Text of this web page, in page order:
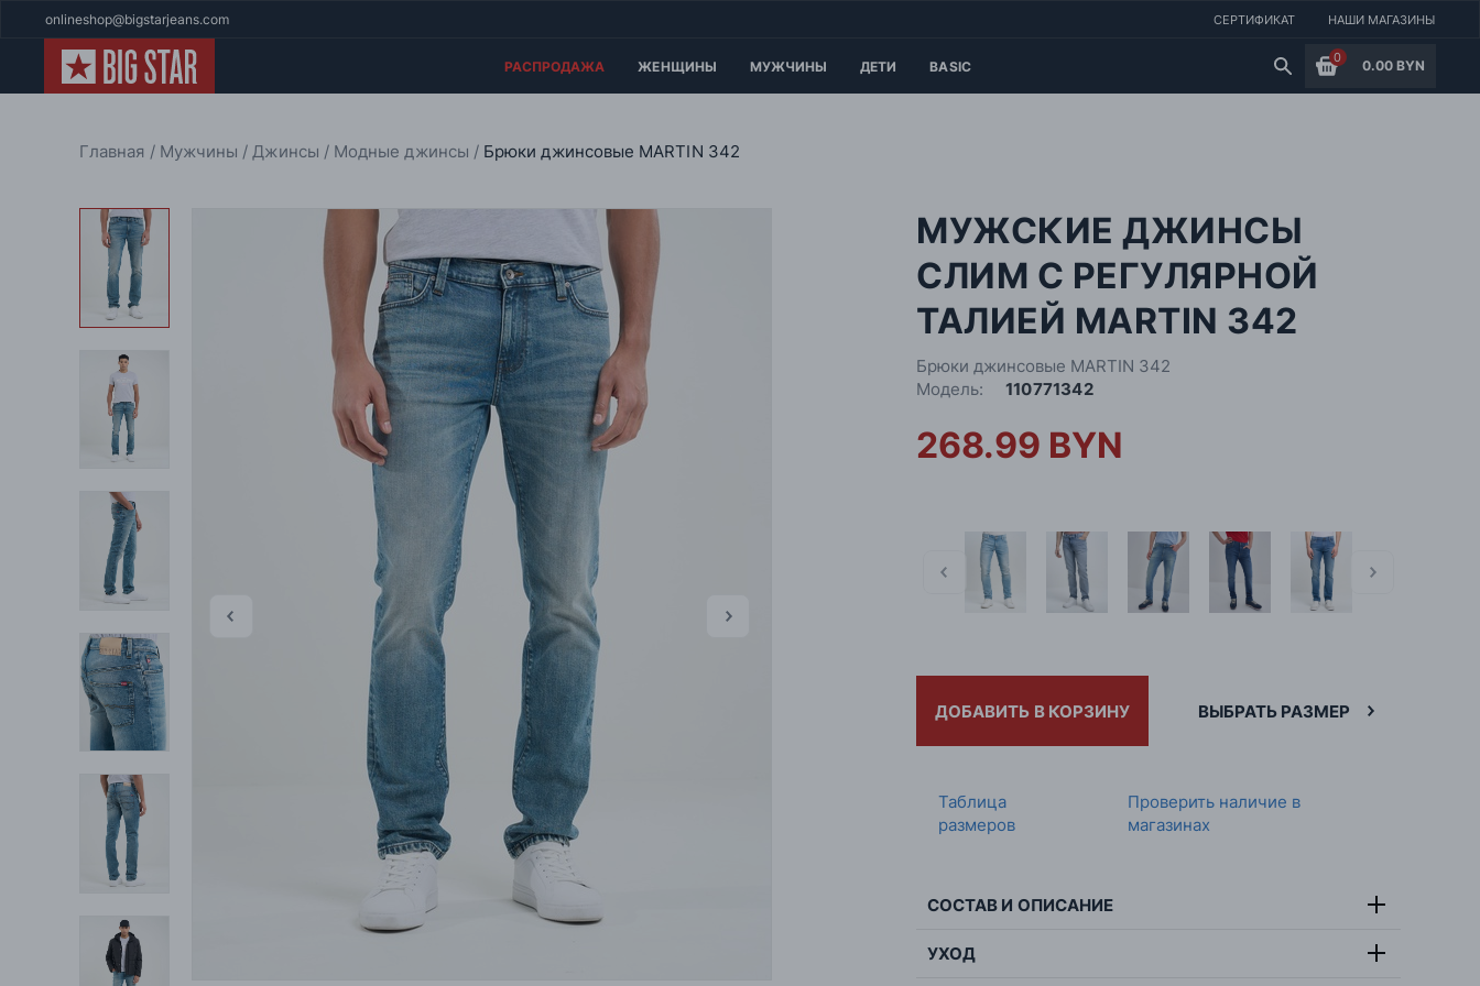
onlineshop@bigstarjeans.com СЕРТИФИКАТ НАШИ МАГАЗИНЫ
РАСПРОДАЖА ЖЕНЩИНЫ МУЖЧИНЫ ДЕТИ BASIC
0
0.00 BYN
Главная Мужчины Джинсы Модные джинсы Брюки джинсовые MARTIN 342
МУЖСКИЕ ДЖИНСЫ
СЛИМ С РЕГУЛЯРНОЙ
ТАЛИЕЙ MARTIN 342
Брюки джинсовые MARTIN 342
Модель:
110771342
268.99 BYN
ДОБАВИТЬ В КОРЗИНУ ВЫБРАТЬ РАЗМЕР
Таблица
размеров
Проверить наличие в
магазинах
СОСТАВ И ОПИСАНИЕ
Состав:
УХОД